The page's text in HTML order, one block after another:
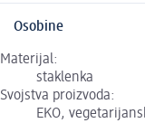
Osobine
Materijal:
staklenka
Svojstva proizvoda:
EKO,